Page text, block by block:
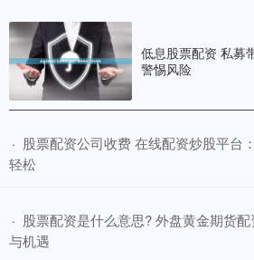
低息股票配资 私募
警惕风险
· 股票配资公司收费 在线配资炒股平台
轻松
· 股票配资是什么意思? 外盘黄金期货
与机遇